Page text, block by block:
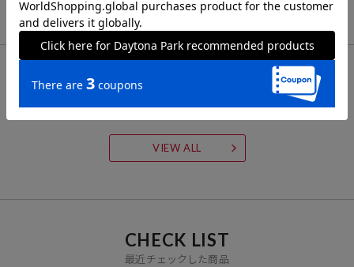
FOR YOU
VIEW ALL
CHECK LIST
最近チェックした商品